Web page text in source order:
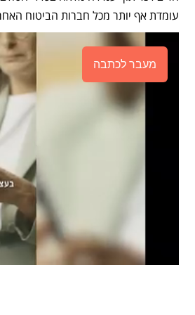
עומדת אף יותר מכל חברות הביטוח
מעבר לכתבה